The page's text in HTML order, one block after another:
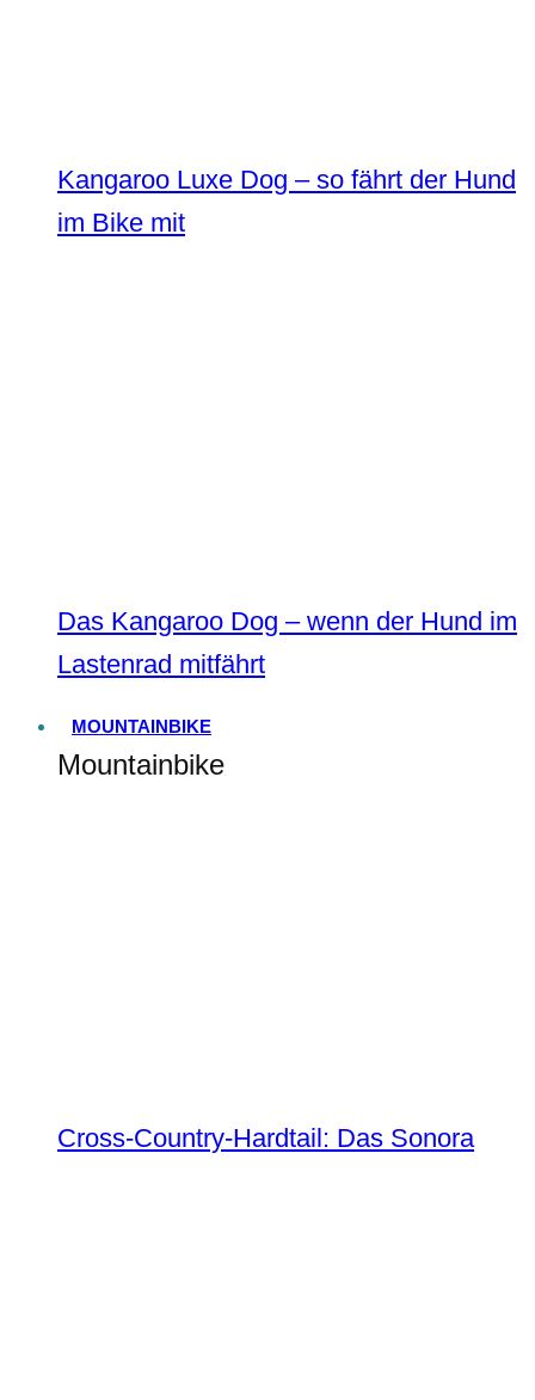
Kangaroo Luxe Dog – so fährt der Hund
im Bike mit
Das Kangaroo Dog – wenn der Hund im
Lastenrad mitfährt
MOUNTAINBIKE
Mountainbike
Cross-Country-Hardtail: Das Sonora